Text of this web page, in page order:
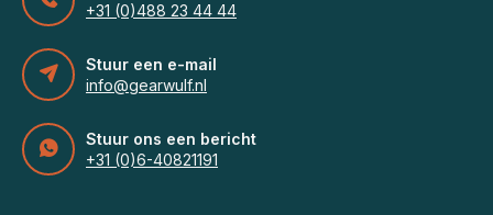
+31 (0)488 23 44 44
Stuur een e-mail
info@gearwulf.nl
Stuur ons een bericht
+31 (0)6-40821191